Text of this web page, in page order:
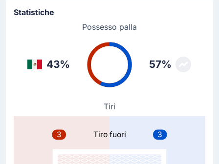
Hyeon-gyu Oh
Cambio Repubblica di Corea: Hyeon-gyu Oh prende il
posto di Heung Min Son.
50'
Messico in vantaggio ora per 1 - 0. Marcatore: Luis
Statistiche
Possesso palla
43% 57%
Tiri
3 Tiro fuori 3